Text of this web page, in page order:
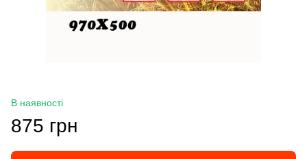
В наявності
875 грн